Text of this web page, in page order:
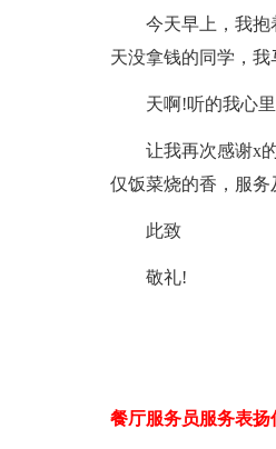
今天早上，我
天没拿钱的同学，我
天啊!听的我心
让我再次感谢x
仅饭菜烧的香，服
此致
敬礼!
餐厅服务员服务表扬